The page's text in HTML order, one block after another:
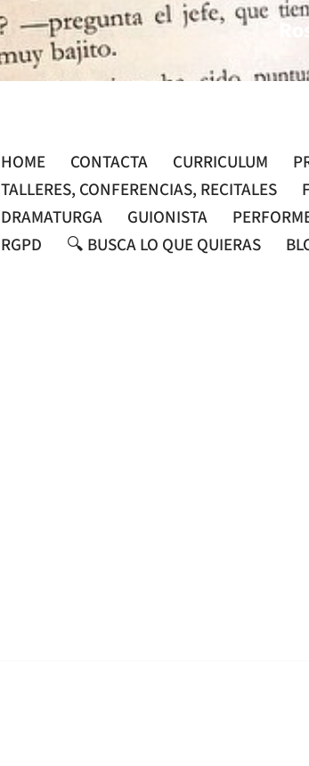
HOME CONTACTA CURRICULUM
TALLERES, CONFERENCIAS, RECITALES
DRAMATURGA
GUIONISTA
RGPD
🔍 BUSCA LO QUE QUIERAS